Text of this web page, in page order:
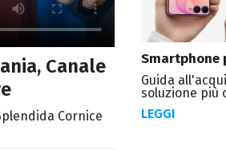
Canale
Cornice
Smartphone
Guida
soluzione più
LEGGI